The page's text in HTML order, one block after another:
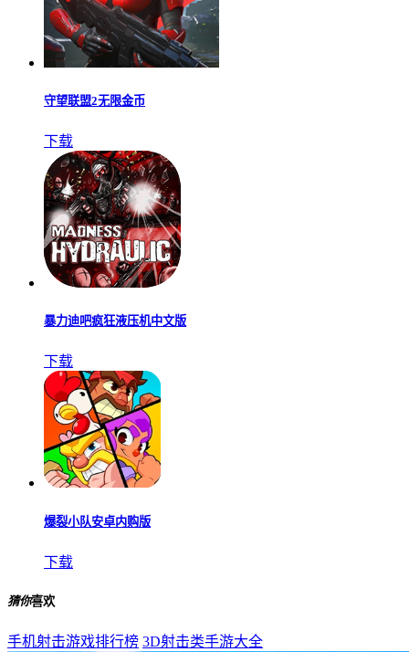
守望联盟2无限金币
下载
暴力迪吧疯狂液压机中文版
下载
爆裂小队安卓内购版
下载
猜你喜欢
手机射击游戏排行榜 3D射击类手游大全